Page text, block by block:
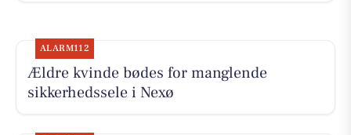
ALARM112
Ældre kvinde bødes for manglende
sikkerhedssele i Nexø